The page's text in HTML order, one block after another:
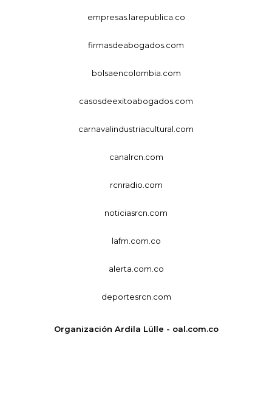
empresas.larepublica.co
firmasdeabogados.com
bolsaencolombia.com
casosdeexitoabogados.com
carnavalindustriacultural.com
canalrcn.com
rcnradio.com
noticiasrcn.com
lafm.com.co
alerta.com.co
deportesrcn.com
Organización Ardila Lülle - oal.com.co